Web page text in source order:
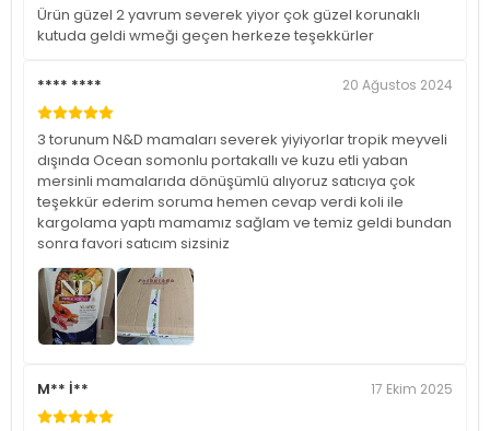
Ürün güzel 2 yavrum severek yiyor çok güzel korunaklı
kutuda geldi wmeği geçen herkeze teşekkürler
**** **** 20 Ağustos 2024
3 torunum N&D mamaları severek yiyiyorlar tropik meyveli
dışında Ocean somonlu portakallı ve kuzu etli yaban
mersinli mamalarıda dönüşümlü alıyoruz satıcıya çok
teşekkür ederim soruma hemen cevap verdi koli ile
kargolama yaptı mamamız sağlam ve temiz geldi bundan
sonra favori satıcım sizsiniz
M** İ** 17 Ekim 2025